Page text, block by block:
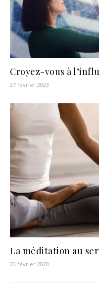
Croyez-vous à
27 février 2023
La méditation au
20 février 2020